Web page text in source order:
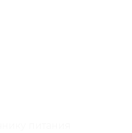
питания